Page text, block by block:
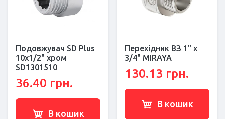
Подовжувач SD Plus
10х1/2" хром
SD1301510
36.40 грн.
В кошик
Перехідник ВЗ 1" x
3/4" MIRAYA
130.13 грн.
В кошик